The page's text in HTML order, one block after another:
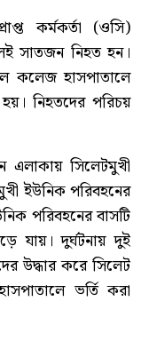
কর্মকর্তা (ওসি)
সাতজন নিহত হন।
কলেজ হাসপাতালে
নিহতদের পরিচয়
এলাকায় সিলেটমুখী
ইউনিক পরিবহনের
পরিবহনের বাসটি
যায়। দুর্ঘটনায় দুই
উদ্ধার করে সিলেট
ভর্তি করা